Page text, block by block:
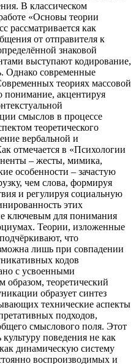
В классическом
«Основы теории
рассматривается как
от отправителя к
знаковой
выступают кодирование,
Однако современные
теориях массовой
акцентируя
смыслов в процессе
теоретического
вербальной и
отмечается в «Психологии
– жесты, мимика,
особенности – зачастую
чем слова, формируя
и регулируя социальную
этих
ключевым для понимания
Теории, изложенные
что
лишь при совпадении
кодов
с усвоенными
образом, теоретический
образует синтез
технические аспекты
подходов,
смыслового поля. Этот
культуру поведения не как
динамическую систему
воспроизводимых и